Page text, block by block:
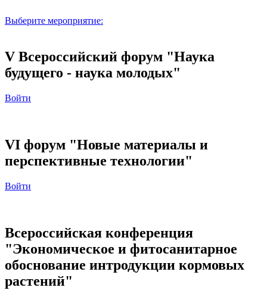
Выберите мероприятие:
V Всероссийский форум "Наука
будущего - наука молодых"
Войти
VI форум "Новые материалы и
перспективные технологии"
Войти
Всероссийская конференция
"Экономическое и фитосанитарное
обоснование интродукции кормовых
растений"